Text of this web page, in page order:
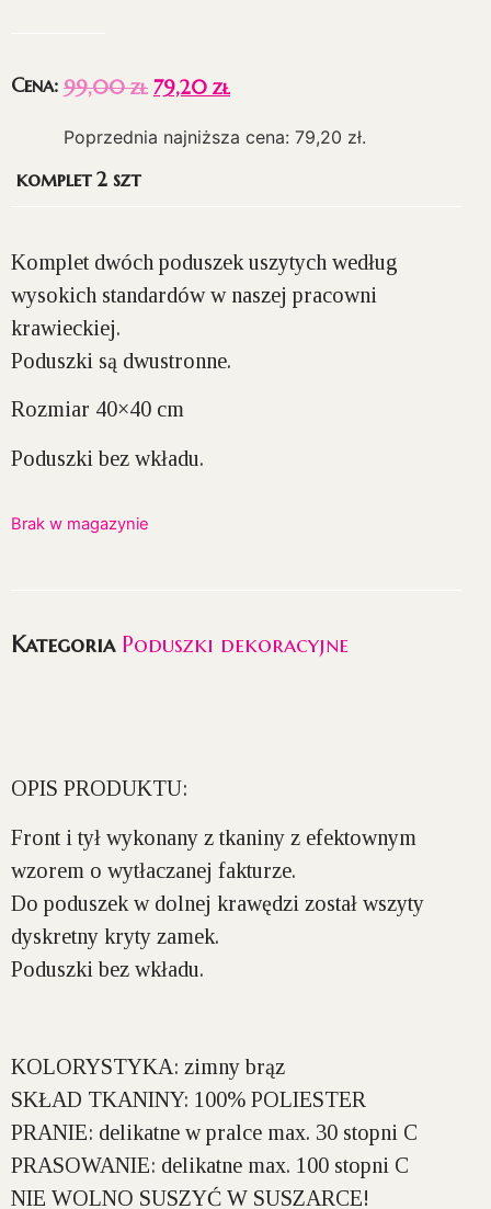
Cena: 99,00zł 79,20 zł
Poprzednia najniższa cena: 79,20 zł.
komplet 2 szt
Komplet dwóch poduszek uszytych według
wysokich standardów w naszej pracowni
krawieckiej.
Poduszki są dwustronne.
Rozmiar 40×40 cm
Poduszki bez wkładu.
Brak w magazynie
Kategoria Poduszki dekoracyjne
OPIS PRODUKTU:
Front i tył wykonany z tkaniny z efektownym
wzorem o wytłaczanej fakturze.
Do poduszek w dolnej krawędzi został wszyty
dyskretny kryty zamek.
Poduszki bez wkładu.
KOLORYSTYKA: zimny brąz
SKŁAD TKANINY: 100% POLIESTER
PRANIE: delikatne w pralce max. 30 stopni C
PRASOWANIE: delikatne max. 100 stopni C
NIE WOLNO SUSZYĆ W SUSZARCE!